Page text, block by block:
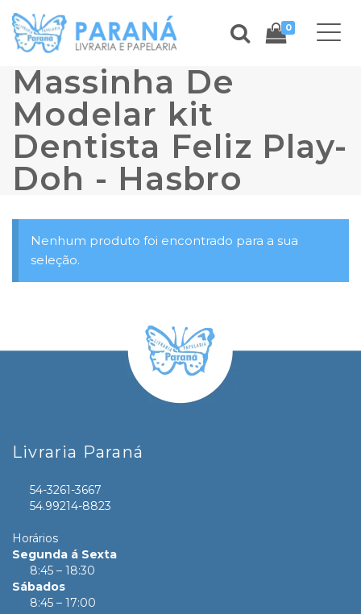
0
Massinha De
Modelar kit
Dentista Feliz Play-
Doh - Hasbro
Nenhum produto foi encontrado para a sua
seleção.
Livraria Paraná
54-3261-3667
54.99214-8823
Horários
Segunda á Sexta
8:45 – 18:30
Sábados
8:45 – 17:00